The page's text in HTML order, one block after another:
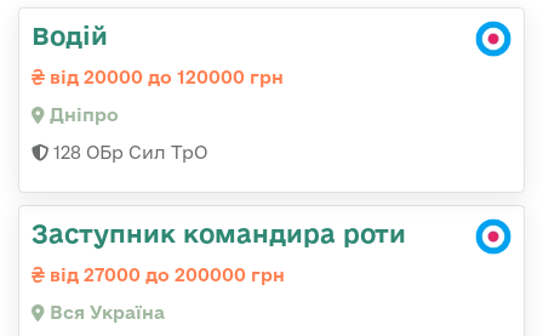
Водій
від 20000 до 120000 грн
Дніпро
128 ОБр Сил ТрО
Заступник командира роти
від 27000 до 200000 грн
Вся Україна